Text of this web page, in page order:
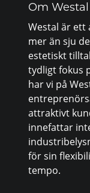
Om Westal
Westal är ett
mer än sju
estetiskt
tydligt fokus
har vi på
attraktivt
innefattar
för sin
tempo.